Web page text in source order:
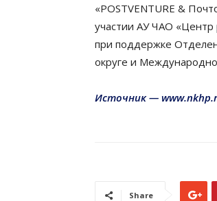
«POSTVENTURE &
участии АУ ЧАО «Центр
при поддержке
округе и
Источник —
Share